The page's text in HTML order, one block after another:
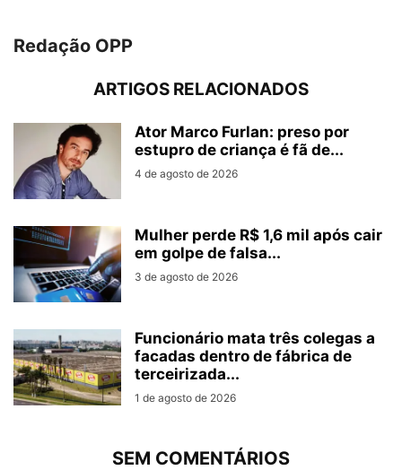
Redação OPP
ARTIGOS RELACIONADOS
Ator Marco Furlan: preso por
estupro de criança é fã de...
4 de agosto de 2026
Mulher perde R$ 1,6 mil após cair
em golpe de falsa...
3 de agosto de 2026
Funcionário mata três colegas a
facadas dentro de fábrica de
terceirizada...
1 de agosto de 2026
SEM COMENTÁRIOS